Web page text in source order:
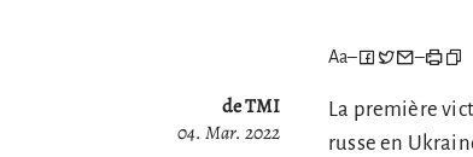
Aa– –
de TMI
04. Mar. 2022
La première
russe en